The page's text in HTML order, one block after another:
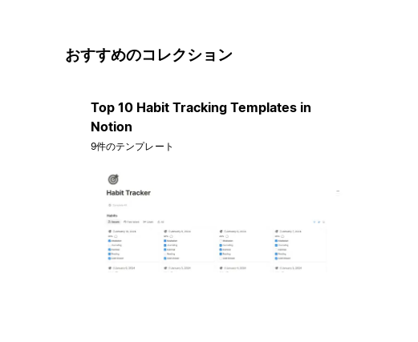
おすすめのコレクション
Top 10 Habit Tracking Templates in
Notion
9件のテンプレート